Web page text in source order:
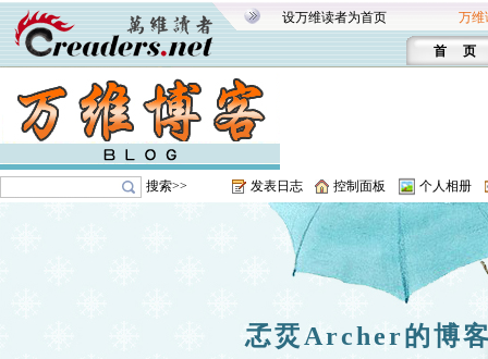
设万维读者为首页 万维
首 页
搜索>> 发表日志 控制面板 个人相册
孞烎Archer的博